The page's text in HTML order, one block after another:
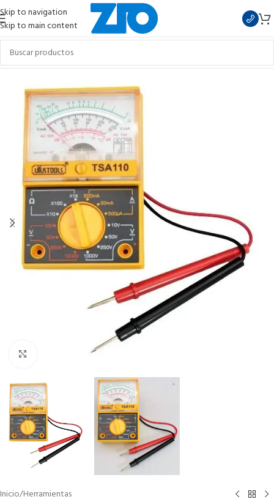
Skip to navigation
Skip to main content
Clic para ampliar
Inicio/Herramientas